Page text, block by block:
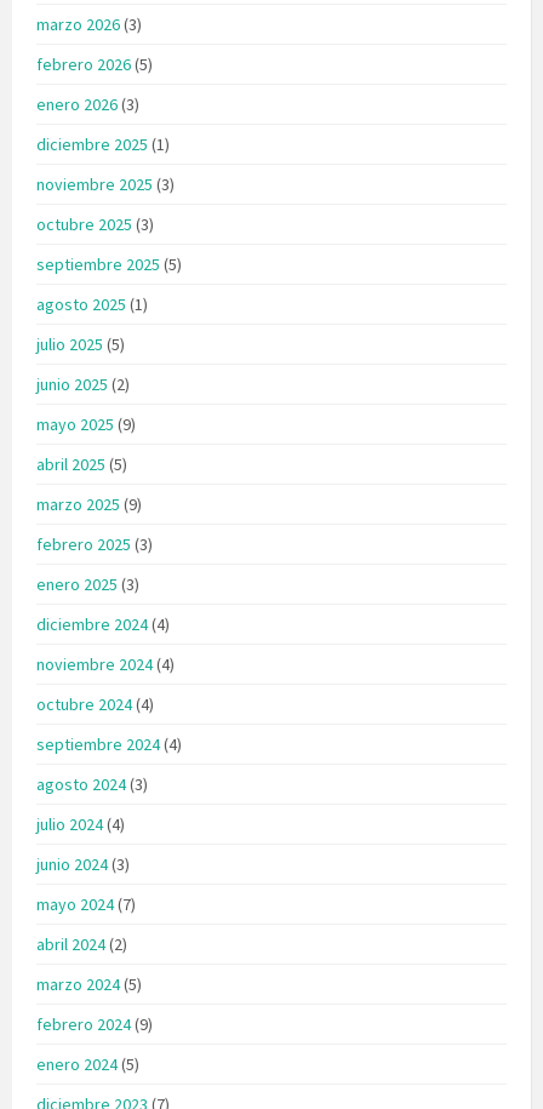
marzo 2026(3)
febrero 2026(5)
enero 2026(3)
diciembre 2025 (1)
noviembre 2025 (3)
octubre 2025 (3)
septiembre 2025 (5)
agosto 2025 (1)
julio 2025 (5)
junio 2025 (2)
mayo 2025 (9)
abril 2025 (5)
marzo 2025 (9)
febrero 2025 (3)
enero 2025 (3)
diciembre 2024(4)
noviembre 2024(4)
octubre 2024(4)
septiembre 2024(4)
agosto 2024(3)
julio 2024(4)
junio 2024(3)
mayo 2024(7)
abril 2024(2)
marzo 2024(5)
febrero 2024(9)
enero 2024(5)
diciembre 2023 (7)